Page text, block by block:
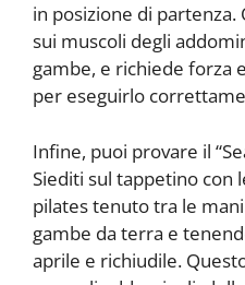
in posizione di partenza.
sui muscoli degli
gambe, e richiede forza
per eseguirlo
Infine, puoi provare il
Siediti sul tappetino con
pilates tenuto tra le
gambe da terra e
aprile e richiudile.